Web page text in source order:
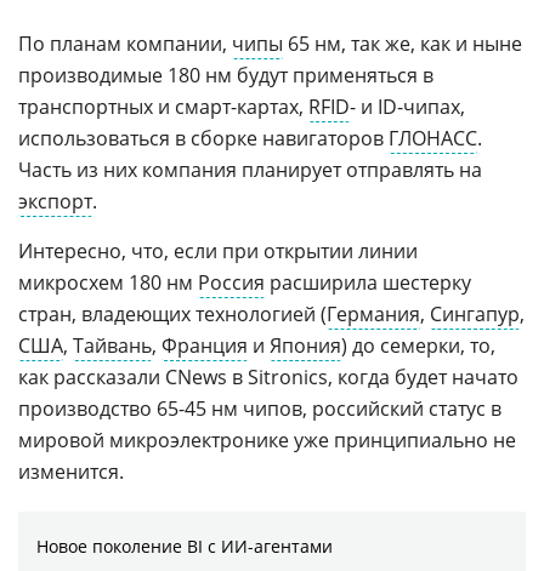
По планам компании, чипы 65 нм, так же, как и ныне
производимые 180 нм будут применяться в
транспортных и смарт-картах, RFID- и ID-чипах,
использоваться в сборке навигаторов ГЛОНАСС.
Часть из них компания планирует отправлять на
экспорт.
Интересно, что, если при открытии линии
микросхем 180 нм Россия расширила шестерку
стран, владеющих технологией (Германия, Сингапур,
США, Тайвань, Франция и Япония) до семерки, то,
как рассказали CNews в Sitronics, когда будет начато
производство 65-45 нм чипов, российский статус в
мировой микроэлектронике уже принципиально не
изменится.
Новое поколение BI с ИИ-агентами